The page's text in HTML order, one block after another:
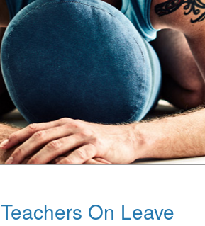
Teachers On Leave